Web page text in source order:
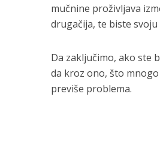
mučnine proživljava
drugačija, te biste
Da zaključimo, ako ste
da kroz ono, što
previše problema.